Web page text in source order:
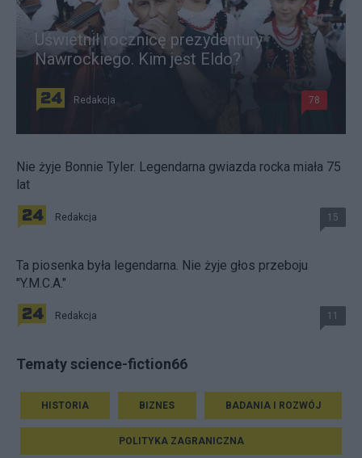
Uświetnił rocznicę prezydentury
Nawrockiego. Kim jest Eldo?
Redakcja 78
Nie żyje Bonnie Tyler. Legendarna gwiazda rocka miała 75
lat
Redakcja 15
Ta piosenka była legendarna. Nie żyje głos przeboju
"Y.M.C.A."
Redakcja 11
Tematy science-fiction66
HISTORIA BIZNES BADANIA I ROZWÓJ
POLITYKA ZAGRANICZNA